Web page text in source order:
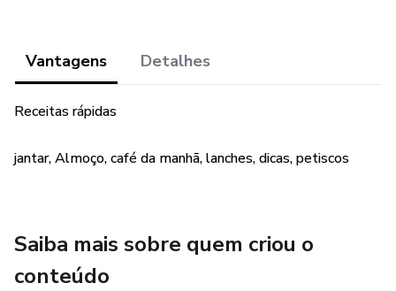
Vantagens Detalhes
Receitas rápidas
jantar, Almoço, café da manhã, lanches, dicas, petiscos
Saiba mais sobre quem criou o
conteúdo